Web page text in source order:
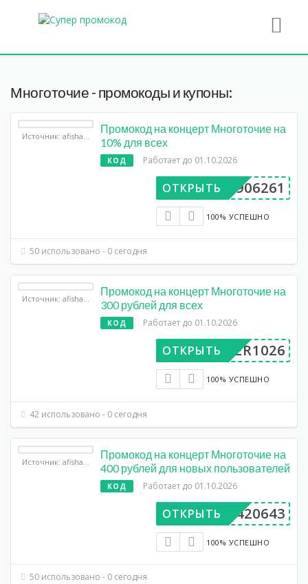
Многоточие - промокоды и купоны:
Источник: afisha.yandex.ru
Промокод на концерт Многоточие на
10% для всех
КОД Работает до 01.10.2026
BP906261
ОТКРЫТЬ
100% УСПЕШНО
50 использовано - 0 сегодня
Источник: afisha.yandex.ru
Промокод на концерт Многоточие на
300 рублей для всех
КОД Работает до 01.10.2026
UPER1026
ОТКРЫТЬ
100% УСПЕШНО
42 использовано - 0 сегодня
Промокод на концерт Многоточие на
400 рублей для новых пользователей
КОД Работает до 01.10.2026
AA420643
ОТКРЫТЬ
100% УСПЕШНО
50 использовано - 0 сегодня